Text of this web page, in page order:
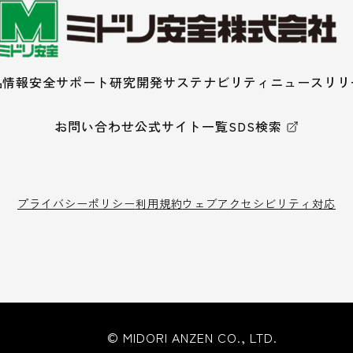
報安全サポート研究開発サステナビリティ ニュースリ
お問い合わせ公式サイト一覧SDS検索
プライバシーポリシー利用規約ウェブアクセシビリティ対応
© MIDORI ANZEN CO., LTD.